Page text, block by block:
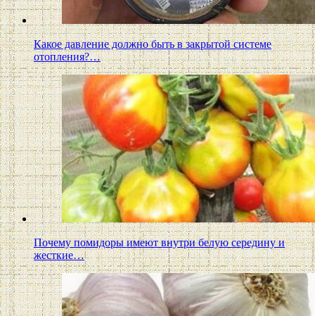
Какое давление должно быть в закрытой системе
отопления?…
Почему помидоры имеют внутри белую середину и
жесткие…